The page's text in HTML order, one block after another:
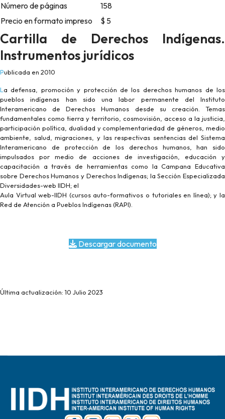
Número de páginas
158
Precio en formato impreso
$ 5
Cartilla de Derechos Indígenas.
Instrumentos jurídicos
Publicada en 2010
La defensa, promoción y protección de los derechos humanos de los
pueblos indígenas han sido una labor permanente del Instituto
Interamericano de Derechos Humanos desde su creación. Temas
fundamentales como tierra y territorio, cosmovisión, acceso a la justicia,
participación política, dualidad y complementariedad de géneros, medio
ambiente, salud, migraciones, y las respectivas sentencias del Sistema
Interamericano de protección de los derechos humanos, han sido
impulsados por medio de acciones de investigación, educación y
capacitación a través de herramientas como la Campana Educativa
sobre Derechos Humanos y Derechos Indígenas; la Sección Especializada
Diversidades-web IIDH; el
Aula Virtual web-IIDH (cursos auto-formativos o tutoriales en línea); y la
Red de Atención a Pueblos Indígenas (RAPI).
Descargar documento
Última actualización: 10 Julio 2023